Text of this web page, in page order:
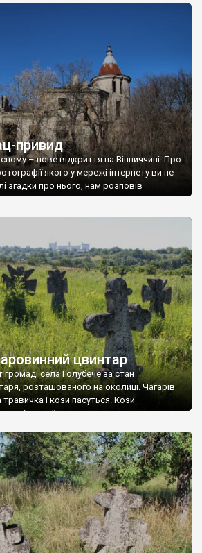
привид
– нове відкриття на Вінниччині. Про
якого у мережі інтернету ви не
згадки про нього, нам розповів
Палац у Красному вразив не лише
цвинтар
села Голубече за стан
розташованого на околиці. Чагарів
і кози пасуться. Кози –
шкідливої, для старих кладовищ,
обгризають, бо то улюблений
у Голубечому ціла колекція
хрестів. Село відносно невелике, […]